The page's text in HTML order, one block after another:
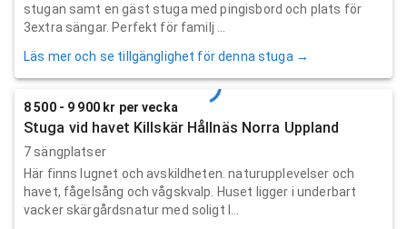
stugan samt en gäst stuga med pingisbord och plats för
3extra sängar. Perfekt för familj ...
Läs mer och se tillgänglighet för denna stuga →
8 500 - 9 900 kr per vecka
Stuga vid havet Killskär Hållnäs Norra Uppland
7 sängplatser
Här finns lugnet och avskildheten. naturupplevelser och
havet, fågelsång och vågskvalp. Huset ligger i underbart
vacker skärgårdsnatur med soligt l...